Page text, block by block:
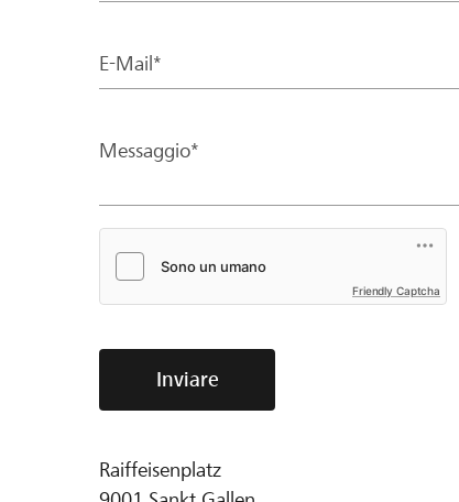
E-Mail*
Messaggio*
Friendly Captcha
Inviare
Raiffeisenplatz